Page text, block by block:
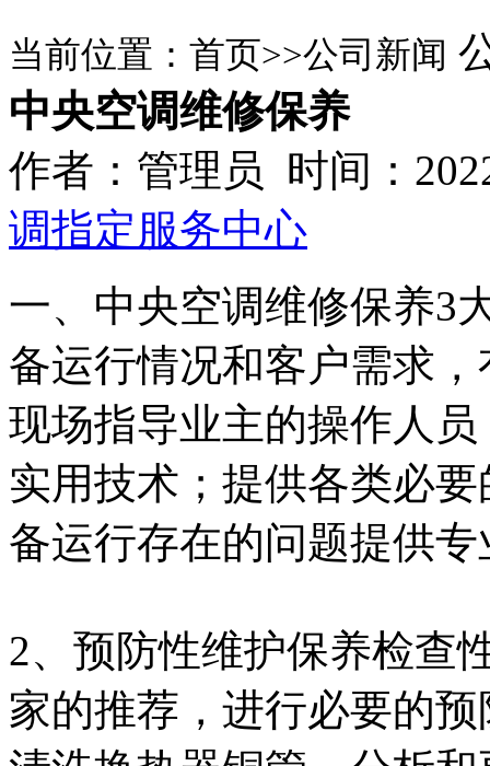
当前位置：首页>>公司新闻
中央空调维修保养
作者：管理员 时间：
调指定服务中心
一、中央空调维修保养3
备运行情况和客户需求
现场指导业主的操作人
实用技术；提供各类必
备运行存在的问题提供
2、预防性维护保养检查
家的推荐，进行必要的